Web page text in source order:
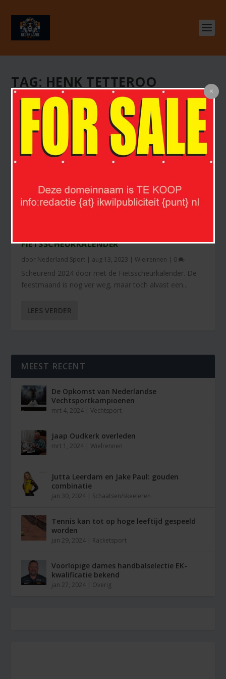
TAG: HENK TETTEROO
FIETSSCHEURKALENDER
door Nederland Sport | aug 13, 2023 | Wielrennen | 0
Scheurend 2024 door met de Fietsscheurkalender. De
feestmaand is nog ver weg, maar toch alvast een...
LEES VERDER
MEEST RECENT
De Opkomst van Nederlandse
Vechtsportkampioenen
mrt 4, 2024 |Vechtsport
Jaap Oudkerk overleden
mrt 1, 2024 | Wielrennen
Jutta Leerdam en Jake Paul: gouden
combinatie
jan 30, 2024 | Schaatsen/skeeleren
Tennis kan tot op hoge leeftijd gespeeld
worden
jan 29, 2024 | Racketsport
Voorlopige dames handbalselectie EK-
kwalificatie bekend
jan 27, 2024 | Overig